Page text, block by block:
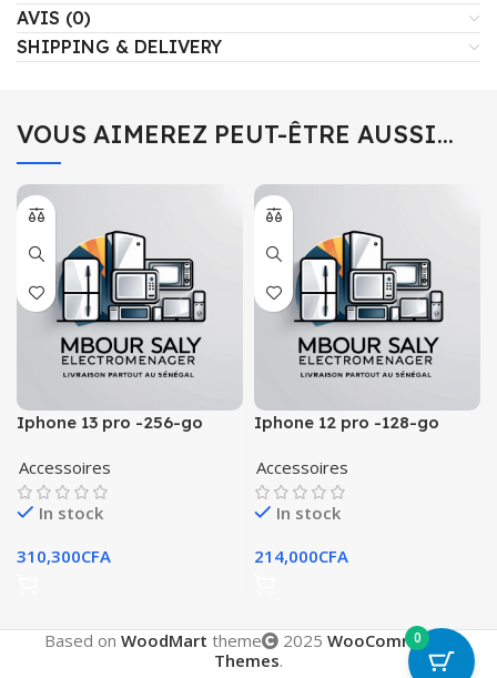
AVIS (0)
SHIPPING & DELIVERY
VOUS AIMEREZ PEUT-ÊTRE AUSSI…
Iphone 13 pro -256-go
Accessoires
In stock
310,300CFA
Iphone 12 pro -128-go
Accessoires
In stock
214,000CFA
Based on WoodMart theme 2025 WooCommerce
Themes.
0